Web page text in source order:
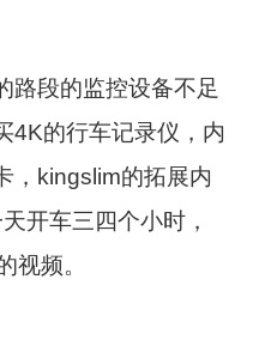
路段的监控设备不足
4K的行车记录仪，内
，kingslim的拓展内
开车三四个小时，
视频。